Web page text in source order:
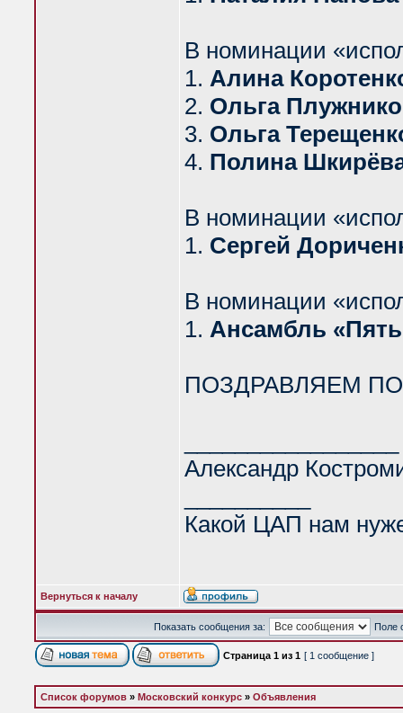
В номинации
1. Алина
2. Ольга
3. Ольга
4. Полина
В номинации
1. Сергей
В номинации
1. Ансамбль
ПОЗДРАВЛЯЕМ
Александр
Какой ЦАП нам
Вернуться к началу
Показать сообщения за: Поле
Страница 1 из 1 [ 1 сообщение ]
Список форумов » Московский конкурс » Объявления